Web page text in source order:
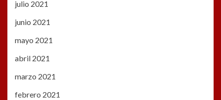
julio 2021
junio 2021
mayo 2021
abril 2021
marzo 2021
febrero 2021